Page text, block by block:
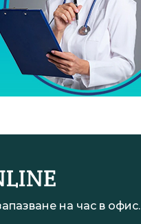
на час в офис.